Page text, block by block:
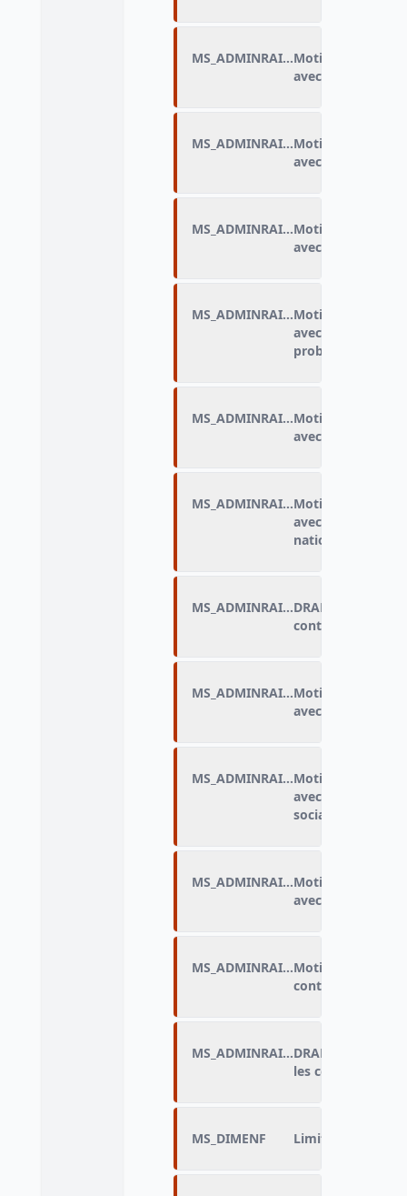
MS_ADMINRAIS_AMotif de
avec
MS_ADMINRAIS_BMotif de
avec
MS_ADMINRAIS_CMotif de
avec
MS_ADMINRAIS_DMotif de
avec
problème de
MS_ADMINRAIS_EMotif de
MS_ADMINRAIS_FMotif de
avec l’administration : Origine étrangères ou
nationalité
MS_ADMINRAIS_FLAGDRAP_Motif de
contacts avec
MS_ADMINRAIS_GMotif de
MS_ADMINRAIS_HMotif de
avec l’administration : Origine ou milieu
social
MS_ADMINRAIS_IMotif de
avec
MS_ADMINRAISPMotif principal
contacts avec
MS_ADMINRAISP_DRAPDRAP_Motif
les contacts
MS_DIMENF Limitations dans